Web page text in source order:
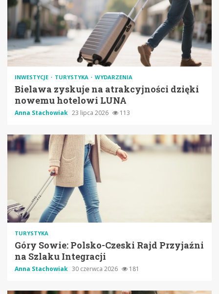
INWESTYCJE TURYSTYKA WYDARZENIA
Bielawa zyskuje na atrakcyjności dzięki
nowemu hotelowi LUNA
Anna Stachowiak 23 lipca 2026 113
TURYSTYKA
Góry Sowie: Polsko-Czeski Rajd Przyjaźni
na Szlaku Integracji
Anna Stachowiak 30 czerwca 2026 181